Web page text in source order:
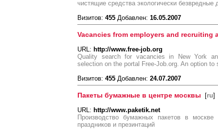
чистящие средства экологически
Визитов: 455 Добавлен: 16.05.2007
Vacancies from employers and recruiting
URL: http://www.free-job.org
Quality search for vacancies in New York
selection on the portal Free-Job.org. An option
Визитов: 455 Добавлен: 24.07.2007
Пакеты бумажные в центре москвы [ru]
URL: http://www.paketik.net
Производство бумажных пакетов в
праздников и презинтаций